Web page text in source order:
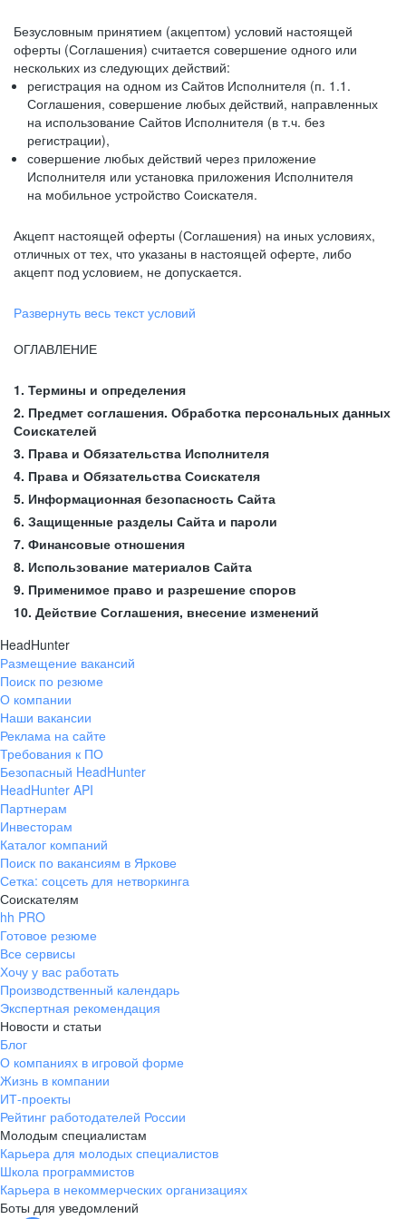
Безусловным принятием (акцептом) условий настоящей
оферты (Соглашения) считается совершение одного или
нескольких из следующих действий:
регистрация на одном из Сайтов Исполнителя (п. 1.1.
Соглашения, совершение любых действий, направленных
на использование Сайтов Исполнителя (в т.ч. без
регистрации),
совершение любых действий через приложение
Исполнителя или установка приложения Исполнителя
на мобильное устройство Соискателя.
Акцепт настоящей оферты (Соглашения) на иных условиях,
отличных от тех, что указаны в настоящей оферте, либо
акцепт под условием, не допускается.
Развернуть весь текст условий
ОГЛАВЛЕНИЕ
1. Термины и определения
2. Предмет соглашения. Обработка персональных данных
Соискателей
3. Права и Обязательства Исполнителя
4. Права и Обязательства Соискателя
5. Информационная безопасность Сайта
6. Защищенные разделы Сайта и пароли
7. Финансовые отношения
8. Использование материалов Сайта
9. Применимое право и разрешение споров
10. Действие Соглашения, внесение изменений
HeadHunter
Размещение вакансий
Поиск по резюме
О компании
Наши вакансии
Реклама на сайте
Требования к ПО
Безопасный HeadHunter
HeadHunter API
Партнерам
Инвесторам
Каталог компаний
Поиск по вакансиям в Яркове
Сетка: соцсеть для нетворкинга
Соискателям
hh PRO
Готовое резюме
Все сервисы
Хочу у вас работать
Производственный календарь
Экспертная рекомендация
Новости и статьи
Блог
О компаниях в игровой форме
Жизнь в компании
ИТ-проекты
Рейтинг работодателей России
Молодым специалистам
Карьера для молодых специалистов
Школа программистов
Карьера в некоммерческих организациях
Боты для уведомлений